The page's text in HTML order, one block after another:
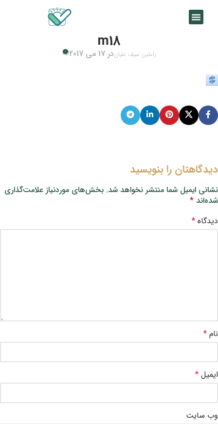
m18
رامتین سیف علیاندر 17 می 2017 0
دیدگاهتان را بنویسید
نشانی ایمیل شما منتشر نخواهد شد. بخش‌های موردنیاز علامت‌گذاری
شده‌اند *
دیدگاه *
نام *
ایمیل *
وب‌ سایت